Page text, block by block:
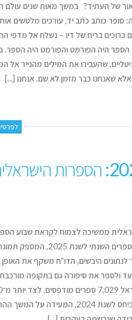
של העתיד? במשך מאות שנים עולם
כותב כתב יד, עורכים מלטשים
בריח של דיו – נשלח אל מדפי
הספר היה הפורמט והפורמט היה הספר.
שהעבירו את המילים מהנייר אל
שאנחנו כבר מזמן לא שם. אנחנו [...]
דו"ח הספרים של 2025: הספרות
הספרות הישראלית ממשיכה לצמוח לקראת שבוע
פרסמה הספרייה הלאומית את דו"ח הספרים השנתי
היבשים, הדו"ח משקף את האופן
ולספר את סיפורה גם בתקופה
ספרים דיגיטליים. מדובר בעלייה קלה ביחס לשנת 2024,